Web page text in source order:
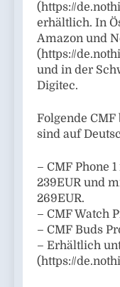
(https://
erhältlich. In
Amazon und
(https://
und in der
Digitec.
Folgende
sind auf
– CMF Phone
239EUR und
269EUR.
– CMF Watch
– CMF Buds
– Erhältlich
(https://